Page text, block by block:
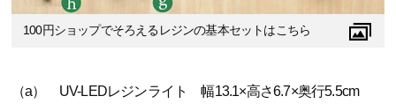
100円ショップでそろえるレジンの基本セットはこちら
（a） UV-LEDレジンライト 幅13.1×高さ6.7×奥行5.5cm